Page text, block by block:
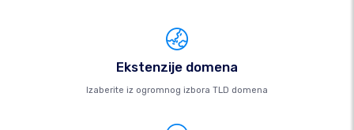
Ekstenzije domena
Izaberite iz ogromnog izbora TLD domena